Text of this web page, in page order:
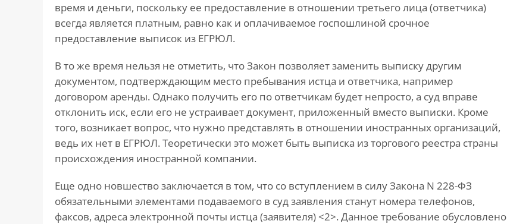
время и деньги, поскольку ее предоставление в отношении третьего лица (ответчика)
всегда является платным, равно как и оплачиваемое госпошлиной срочное
предоставление выписок из ЕГРЮЛ.
В то же время нельзя не отметить, что Закон позволяет заменить выписку другим
документом, подтверждающим место пребывания истца и ответчика, например
договором аренды. Однако получить его по ответчикам будет непросто, а суд вправе
отклонить иск, если его не устраивает документ, приложенный вместо выписки. Кроме
того, возникает вопрос, что нужно представлять в отношении иностранных организаций,
ведь их нет в ЕГРЮЛ. Теоретически это может быть выписка из торгового реестра страны
происхождения иностранной компании.
Еще одно новшество заключается в том, что со вступлением в силу Закона N 228-ФЗ
обязательными элементами подаваемого в суд заявления станут номера телефонов,
факсов, адреса электронной почты истца (заявителя) <2>. Данное требование обусловлено